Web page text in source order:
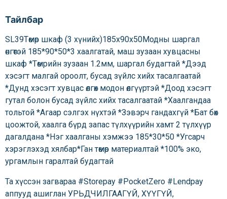
Тайлбар
SL39Төмөр шкаф (3 хүнийх)185х90х50Модны шаргал
өнгөтэй 185*90*50*3 хаалгатай, маш зузаан хувцасны
шкаф *Төмрийн зузаан 1.2мм, шаргал будагтай *Дээд
хэсэгт малгай ороолт, бусад зүйлс хийх тасалгаатай
*Дунд хэсэгт хувцас өлгөх модон өлгүүртэй *Доод хэсэгт
гутал болон бусад зүйлс хийх тасалгаатай *Хаалгандаа
тольтой *Агаар сэлгэх нүхтэй *Зэвэрч гандахгүй *Бат бөх
цоожтой, хаалга бүрд запас түлхүүрийн хамт 2 түлхүүр
дагалдана *Нэг хаалганы хэмжээ 185*30*50 *Угсарч
хэрэглэхэд хялбар*Ган төмөр материалтай *100% эко,
ургамлын гаралтай будагтай
Та хүссэн загвараа #Storepay #PocketZero #Lendpay
аппууд ашиглан УРЬДЧИЛГААГҮЙ, ХҮҮГҮЙ,